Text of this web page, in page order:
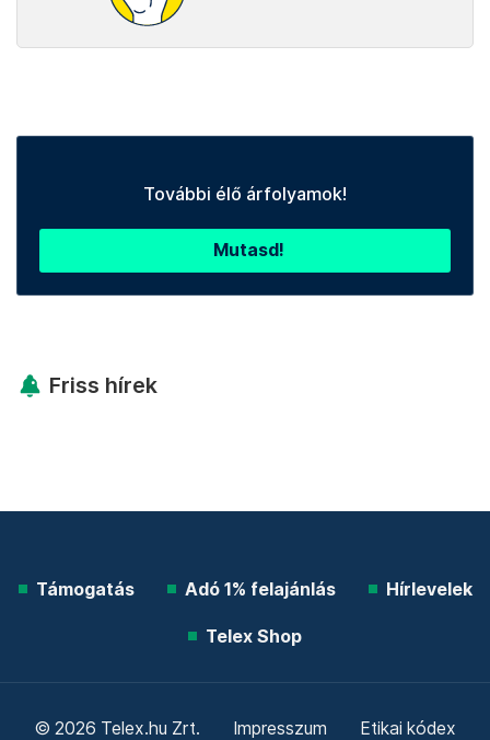
További élő árfolyamok!
Mutasd!
Friss hírek
Támogatás Adó 1% felajánlás Hírlevelek
Telex Shop
© 2026 Telex.hu Zrt. Impresszum Etikai kódex